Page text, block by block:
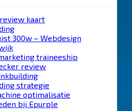
kaart
300w – Webdesign
traineeship
review
strategie
optimalisatie
bij Epurple